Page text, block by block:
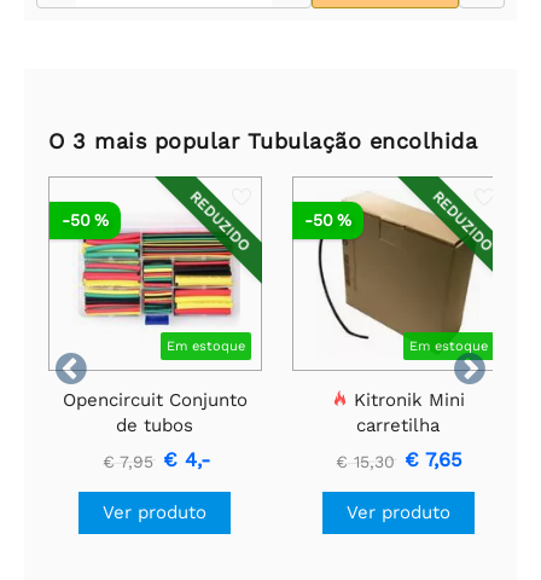
O 3 mais popular Tubulação encolhida


REDUZIDO
Em estoque
-50 %
Opencircuit Conjunto
de tubos
termorretráteis - 180
€ 7,95 € 4,-
Ver produto
REDUZIDO
Em estoque
-50 %
Kitronik Mini
carretilha
termorretrátil - 1,6
mm, 12 metros
€ 15,30 € 7,65
Ver produto